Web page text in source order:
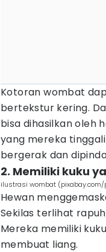
Kotoran wombat
bertekstur kering.
bisa dihasilkan oleh
yang mereka
bergerak dan
2. Memiliki kuku
ilustrasi wombat
Hewan
Sekilas terlihat
Mereka memiliki
membuat liang.